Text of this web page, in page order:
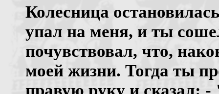
Колесница
упал на меня, и ты
почувствовал, что,
моей жизни. Тогда ты